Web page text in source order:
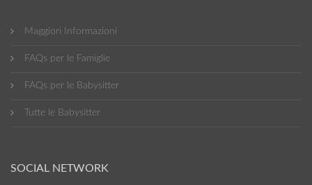
Maggiori Informazioni
FAQs per le Famiglie
FAQs per le Babysitter
Tutte le Babysitter
SOCIAL NETWORK